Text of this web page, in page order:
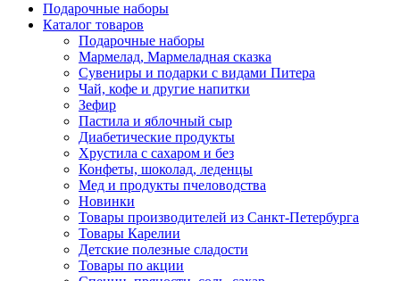
Подарочные наборы
Каталог товаров
Подарочные наборы
Мармелад, Мармеладная сказка
Сувениры и подарки с видами Питера
Чай, кофе и другие напитки
Зефир
Пастила и яблочный сыр
Диабетические продукты
Хрустила с сахаром и без
Конфеты, шоколад, леденцы
Мед и продукты пчеловодства
Новинки
Товары производителей из Санкт-Петербурга
Товары Карелии
Детские полезные сладости
Товары по акции